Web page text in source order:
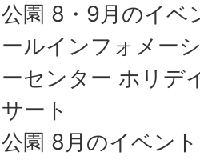
園 8・9月のイベ
ルインフォメー
センター ホリデ
ート
園 8月のイベント